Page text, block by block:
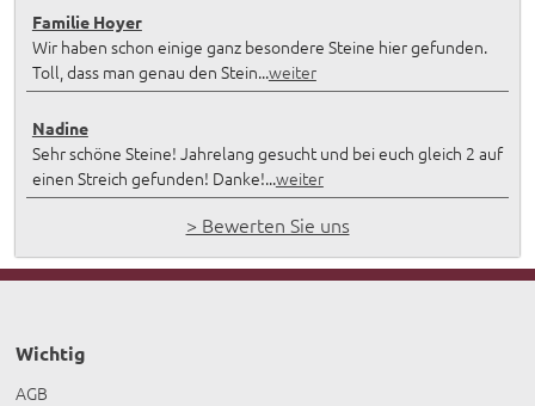
Familie Hoyer
Wir haben schon einige ganz besondere Steine hier gefunden.
Toll, dass man genau den Stein...weiter
Nadine
Sehr schöne Steine! Jahrelang gesucht und bei euch gleich 2 auf
einen Streich gefunden! Danke!...weiter
> Bewerten Sie uns
Wichtig
AGB